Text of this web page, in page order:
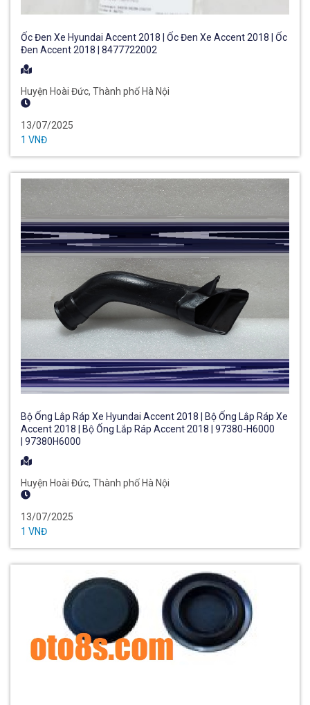
Ốc Đen Xe Hyundai Accent 2018 | Ốc Đen Xe Accent 2018 | Ốc
Đen Accent 2018 | 8477722002
Huyện Hoài Đức, Thành phố Hà Nội
13/07/2025
1 VNĐ
Bộ Ống Lắp Ráp Xe Hyundai Accent 2018 | Bộ Ống Lắp Ráp Xe
Accent 2018 | Bộ Ống Lắp Ráp Accent 2018 | 97380-H6000
| 97380H6000
Huyện Hoài Đức, Thành phố Hà Nội
13/07/2025
1 VNĐ